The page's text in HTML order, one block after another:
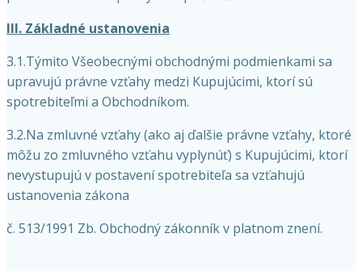
III. Základné ustanovenia
3.1.Týmito Všeobecnými obchodnými podmienkami sa
upravujú právne vzťahy medzi Kupujúcimi, ktorí sú
spotrebiteľmi a Obchodníkom.
3.2.Na zmluvné vzťahy (ako aj ďalšie právne vzťahy, ktoré
môžu zo zmluvného vzťahu vyplynúť) s Kupujúcimi, ktorí
nevystupujú v postavení spotrebiteľa sa vzťahujú
ustanovenia zákona
č. 513/1991 Zb. Obchodný zákonník v platnom znení.